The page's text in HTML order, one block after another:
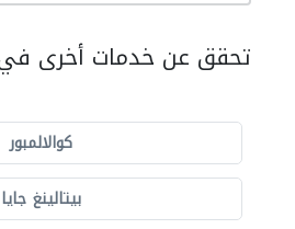
تحقق عن خدمات أخرى في
كوالالمبور
بيتالينغ جايا